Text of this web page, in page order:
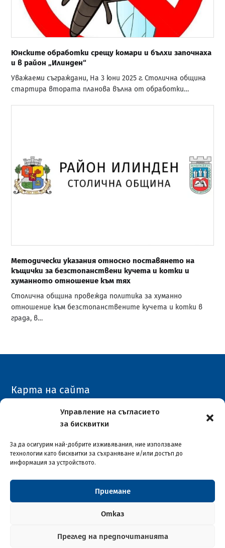
Управление на съгласието
за бисквитки
За да осигурим най-добрите изживявания, ние използваме
технологии като бисквитки за съхраняване и/или достъп до
информация за устройството.
Приемане
Отказ
Преглед на предпочитанията
Юнските обработки срещу комари и бълхи започнаха
и в район „Илинден“
Уважаеми съграждани, На 3 юни 2025 г. Столична община
стартира втората планова вълна от обработки…
Методически указания относно поставянето на
къщички за безстопанствени кучета и котки и
хуманното отношение към тях
Столична община провежда политика за хуманно
отношение към безстопанствените кучета и котки в
града, в…
Карта на сайта
Архивен сайт
Столична община район "Илинден"© 2026
Софтуерна разработка и поддръжка от ASAP